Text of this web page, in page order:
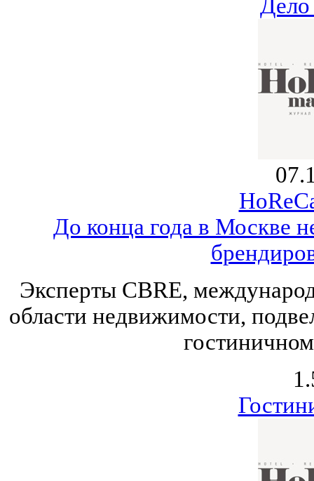
Дело
До конца года в Москве
Эксперты CBRE,
области недвижимости,